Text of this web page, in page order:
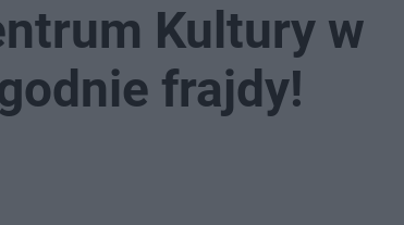
Kultury w
frajdy!